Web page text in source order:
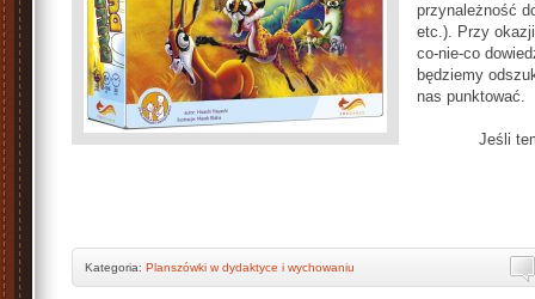
przynależność
etc.). Przy
co-nie-co
będziemy
nas punktować.
Jeśli
Kategoria: Planszówki w dydaktyce i wychowaniu